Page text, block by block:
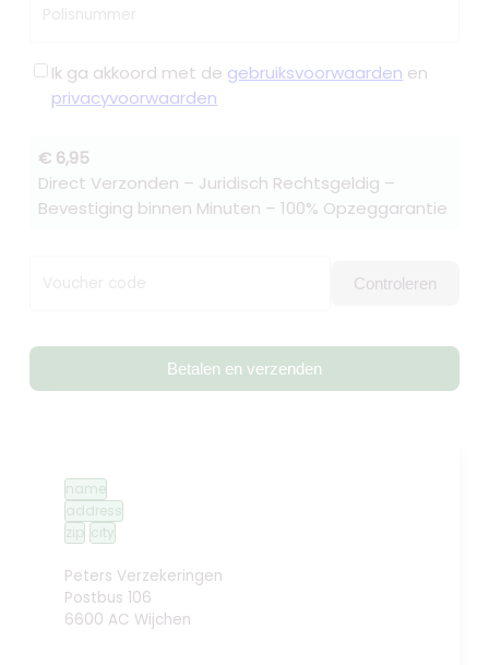
Polisnummer
Ik ga akkoord met de gebruiksvoorwaarden en
privacyvoorwaarden
€ 6,95
Direct Verzonden – Juridisch Rechtsgeldig –
Bevestiging binnen Minuten – 100% Opzeggarantie
Voucher code Controleren
Betalen en verzenden
name
address
zip city
Peters Verzekeringen
Postbus 106
6600 AC Wijchen